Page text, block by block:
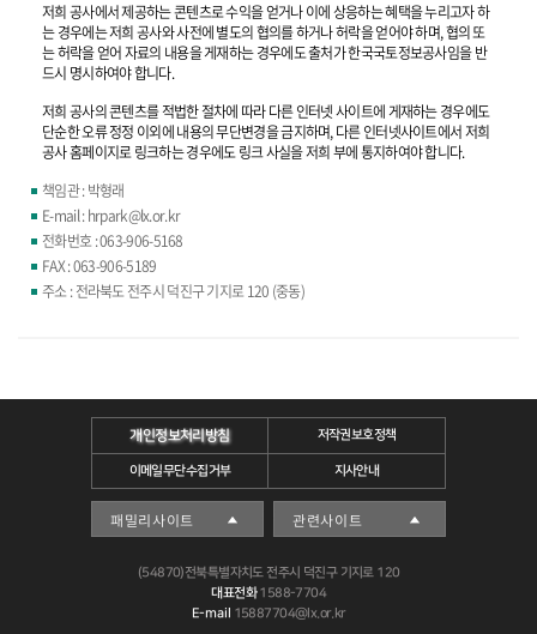
저희 공사에서 제공하는 콘텐츠로 수익을 얻거나 이에 상응하는 혜택을 누리고자 하
는 경우에는 저희 공사와 사전에 별도의 협의를 하거나 허락을 얻어야 하며, 협의 또
는 허락을 얻어 자료의 내용을 게재하는 경우에도 출처가 한국국토정보공사임을 반
드시 명시하여야 합니다.
저희 공사의 콘텐츠를 적법한 절차에 따라 다른 인터넷 사이트에 게재하는 경우에도
단순한 오류 정정 이외에 내용의 무단변경을 금지하며, 다른 인터넷사이트에서 저희
공사 홈페이지로 링크하는 경우에도 링크 사실을 저희 부에 통지하여야 합니다.
책임관 : 박형래
E-mail : hrpark@lx.or.kr
전화번호 : 063-906-5168
FAX : 063-906-5189
주소 : 전라북도 전주시 덕진구 기지로 120 (중동)
개인정보처리방침 저작권보호정책
이메일무단수집거부 지사안내
(54870)전북특별자치도 전주시 덕진구 기지로 120
대표전화1588-7704
E-mail 15887704@lx.or.kr